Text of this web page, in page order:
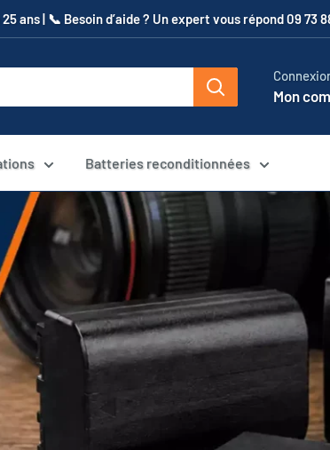
| 📞​ Besoin d’aide ? Un expert vous répond 09 73
Mon
Batteries reconditionnées